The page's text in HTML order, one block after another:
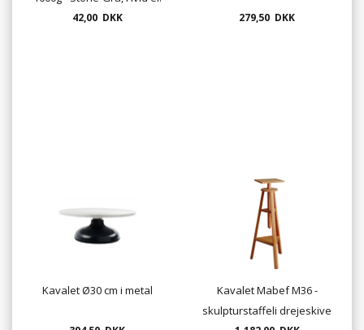
Terracotta
42,00 DKK 279,50 DKK
Kavalet Ø30 cm i metal
Kavalet Mabef M36 -
skulpturstaffeli drejeskive